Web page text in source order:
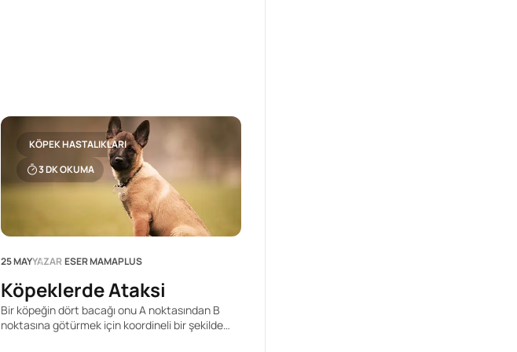
KÖPEK HASTALIKLARI
3DK OKUMA
25 MAYYAZAR ESER MAMAPLUS
Köpeklerde Ataksi
Bir köpeğin dört bacağı onu A noktasından B
noktasına götürmek için koordineli bir şekilde